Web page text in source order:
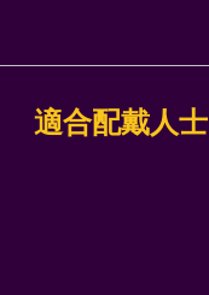
適合配戴人士